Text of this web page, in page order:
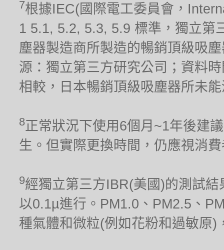
7根據IEC(國際電工委員會，
1 5.1, 5.2, 5.3, 5.9 標準，獨立第
塵器製造商所製造的暢銷頂級吸
源：獨立第三方研究公司；資料
相較，日本暢銷頂級吸塵器所未
8正常狀況下使用6個月~1年後建
生。但實際更換時間，仍應視消
9經獨立第三方IBR(美國)的測試
以0.1µ進行。PM1.0、PM2.5、
種氣體和微粒(例如花粉和過敏原